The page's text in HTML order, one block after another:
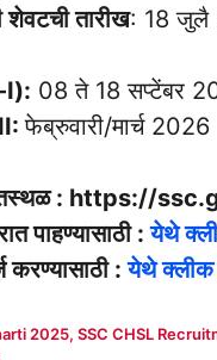
शेवटची तारीख: 18 जुलै
I): 08 ते 18 सप्टेंबर
II:फेब्रुवारी/मार्च 2026
: https://
पाहण्यासाठी :येथे
:येथे क्लीक
2025, SSC CHSL